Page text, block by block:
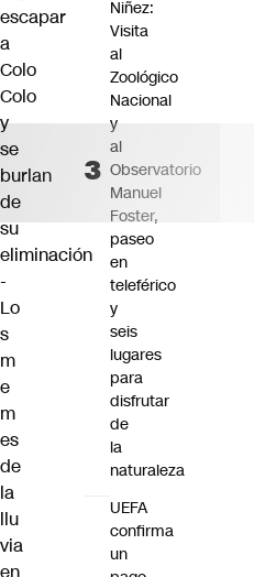
escapar
a
Colo
Colo
y
se
burlan
de
su
eliminación
-
Lo
s
m
e
m
es
de
la
llu
via
en
Niñez:
Visita
al
Zoológico
Nacional
y
al
Observatorio
Manuel
Foster,
paseo
en
teleférico
y
seis
lugares
para
disfrutar
de
la
naturaleza
UEFA
confirma
un